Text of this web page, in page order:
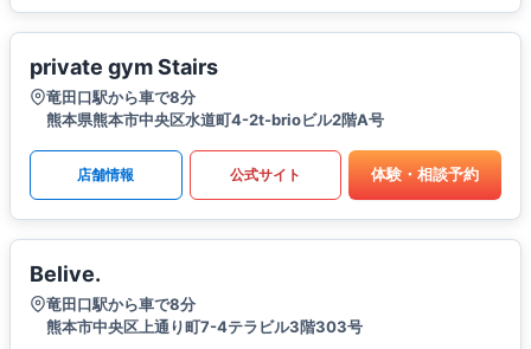
private gym Stairs
竜田口駅から車で8分
熊本県熊本市中央区水道町4-2t-brioビル2階A号
店舗情報 公式サイト 体験・相談予約
Belive.
竜田口駅から車で8分
熊本市中央区上通り町7-4テラビル3階303号